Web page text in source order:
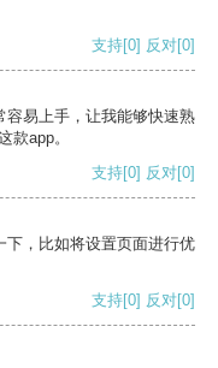
支持[0] 反对[0]
容易上手，让我能够快速熟
款app。
支持[0] 反对[0]
下，比如将设置页面进行优
支持[0] 反对[0]